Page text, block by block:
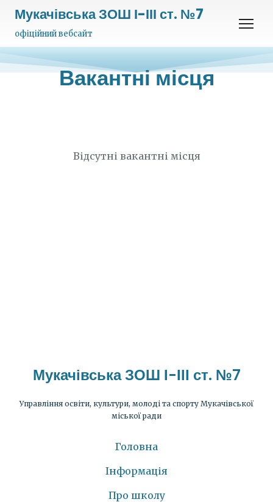
Мукачівська ЗОШ І-ІІІ ст. №7
офіційний вебсайт
Вакантні місця
Відсутні вакантні місця
Мукачівська ЗОШ І-ІІІ ст. №7
Управління освіти, культури, молоді та спорту Мукачівської
міської ради
Головна
Інформація
Про школу